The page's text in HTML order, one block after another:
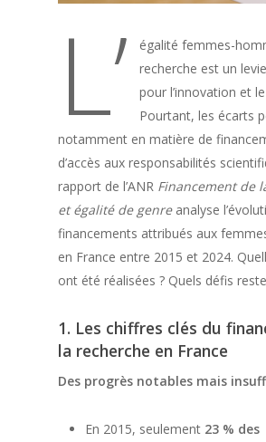
L’
égalité femmes-
recherche est un
pour l’innovation et
Pourtant, les écarts
notamment en matière de
d’accès aux responsabilités
rapport de l’ANR Financement de
et égalité de genreanalyse
financements attribués aux
en France entre 2015 et 2024.
ont été réalisées ? Quels défis
1. Les chiffres clés du
la recherche en France
Des progrès notables mais
En 2015, seulement 23 % des